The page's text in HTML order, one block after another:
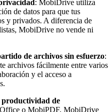
: MobiDrive utiliza
de datos para que tus
y privados. A diferencia de
MobiDrive no vende ni
de archivos sin esfuerzo:
archivos fácilmente entre varios
y el acceso a
productividad de
o MobiPDF, MobiDrive